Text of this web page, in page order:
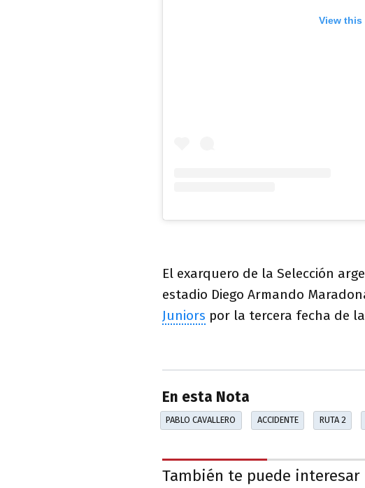
View this
El exarquero de la Selección
estadio Diego Armando
Juniors por la tercera fecha de
En esta Nota
PABLO CAVALLERO ACCIDENTE RUTA 2
También te puede interesar